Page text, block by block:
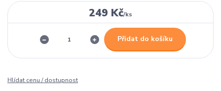
249 Kč/ks
Přidat do košíku
Hlídat cenu / dostupnost